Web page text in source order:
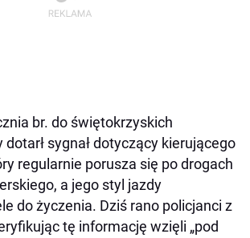
br. do świętokrzyskich
sygnał dotyczący kierującego
regularnie porusza się po drogach
a jego styl jazdy
do życzenia. Dziś rano policjanci z
tę informację wzięli „pod